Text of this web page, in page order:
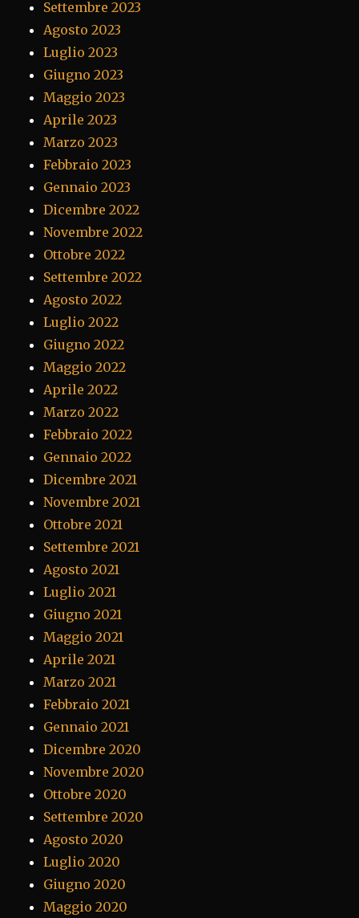
Settembre 2023
Agosto 2023
Luglio 2023
Giugno 2023
Maggio 2023
Aprile 2023
Marzo 2023
Febbraio 2023
Gennaio 2023
Dicembre 2022
Novembre 2022
Ottobre 2022
Settembre 2022
Agosto 2022
Luglio 2022
Giugno 2022
Maggio 2022
Aprile 2022
Marzo 2022
Febbraio 2022
Gennaio 2022
Dicembre 2021
Novembre 2021
Ottobre 2021
Settembre 2021
Agosto 2021
Luglio 2021
Giugno 2021
Maggio 2021
Aprile 2021
Marzo 2021
Febbraio 2021
Gennaio 2021
Dicembre 2020
Novembre 2020
Ottobre 2020
Settembre 2020
Agosto 2020
Luglio 2020
Giugno 2020
Maggio 2020